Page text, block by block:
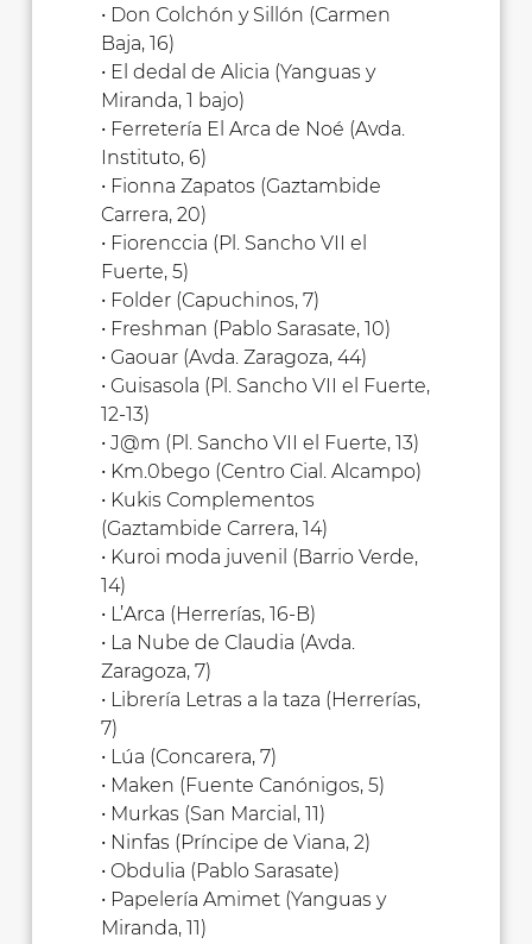
• Don Colchón y Sillón (Carmen
Baja, 16)
• El dedal de Alicia (Yanguas y
Miranda, 1 bajo)
• Ferretería El Arca de Noé (Avda.
Instituto, 6)
• Fionna Zapatos (Gaztambide
Carrera, 20)
• Fiorenccia (Pl. Sancho VII el
Fuerte, 5)
• Folder (Capuchinos, 7)
• Freshman (Pablo Sarasate, 10)
• Gaouar (Avda. Zaragoza, 44)
• Guisasola (Pl. Sancho VII el Fuerte,
12-13)
• J@m (Pl. Sancho VII el Fuerte, 13)
• Km.0bego (Centro Cial. Alcampo)
• Kukis Complementos
(Gaztambide Carrera, 14)
• Kuroi moda juvenil (Barrio Verde,
14)
• L’Arca (Herrerías, 16-B)
• La Nube de Claudia (Avda.
Zaragoza, 7)
• Librería Letras a la taza (Herrerías,
7)
• Lúa (Concarera, 7)
• Maken (Fuente Canónigos, 5)
• Murkas (San Marcial, 11)
• Ninfas (Príncipe de Viana, 2)
• Obdulia (Pablo Sarasate)
• Papelería Amimet (Yanguas y
Miranda, 11)